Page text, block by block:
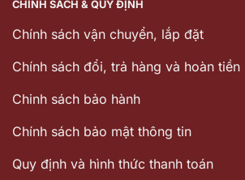
CHÍNH SÁCH & QUY ĐỊNH
Chính sách vận chuyển, lắp đặt
Chính sách đổi, trả hàng và hoàn tiền
Chinh sách bảo hành
Chính sách bảo mật thông tin
Quy định và hình thức thanh toán